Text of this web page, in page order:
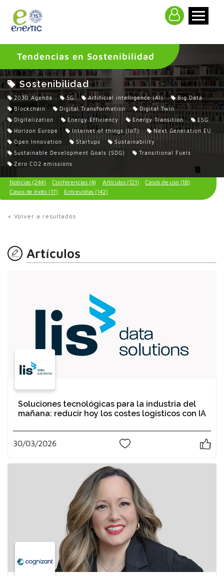
Tendencias en Sostenibilidad
Sostenibilidad
2030 Agenda 5G Artificial intelligence (AI)
Big Data
Blockchain
Digital Transformation
Digital Twin
Digitalization
Energy Efficiency Energy Transition
ESG
Horizon Europe
Internet of things (IoT)
Next Generation EU
Open Innovation
Startups
Sustainability
Sustainable Development Goals (SDG)
Transitional Fuels
Zero CO2 emissions
Noticias (244) Conferencias (4) Artículos (121)
Casos de uso (18)
Casos de éxito (17)
Entrevistas (142)
< Volver a resultados
Artículos
Soluciones tecnológicas para la industria del
mañana: reducir hoy los costes logísticos con IA
30/03/2026